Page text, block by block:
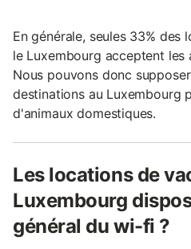
En générale, seules 33% des
le Luxembourg acceptent les
Nous pouvons donc
destinations au Luxembourg
d'animaux domestiques.
Les locations de
Luxembourg
général du wi-fi ?